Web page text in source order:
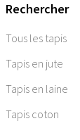
Rechercher
Tous les tapis
Tapis en jute
Tapis en laine
Tapis coton